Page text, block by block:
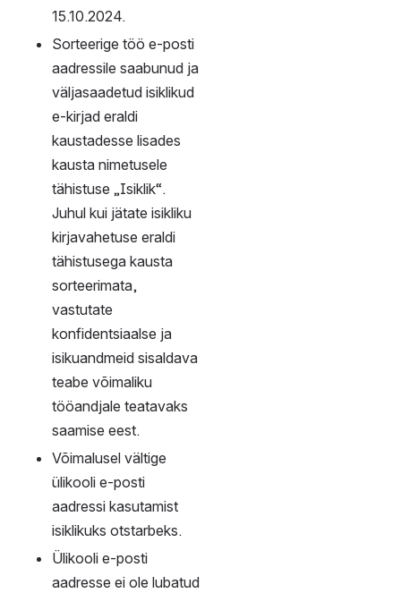
E-posti kasutaja
meelespea
Tööalases suhtluses
kasutage Ülikooli e-
posti aadressi.
Kui Teile saabub e-kiri,
mida peaks töötlema
läbi oma üksuse
organisatsiooni
aadressi, korraldage,
et edasised seotud
teated läbiksid
võimalusel
organisatsiooni
aadressi.
E-kirjade automaatne
suunamine välistele
teenusepakkujatele on
keelatud alates
15.10.2024.
Sorteerige töö e-posti
aadressile saabunud ja
väljasaadetud isiklikud